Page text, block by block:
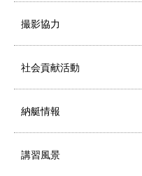
撮影協力
社会貢献活動
納艇情報
講習風景